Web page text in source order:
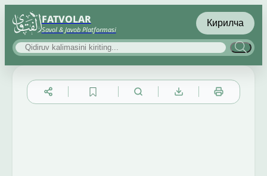
FATVOLAR
Savol & Javob Platformasi
Кирилча